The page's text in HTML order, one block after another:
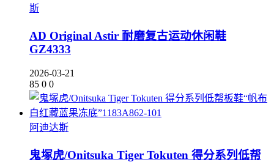
斯
AD Original Astir 耐磨复古运动休闲鞋
GZ4333
2026-03-21
85 0 0
阿迪达斯
鬼塚虎/Onitsuka Tiger Tokuten 得分系列低帮